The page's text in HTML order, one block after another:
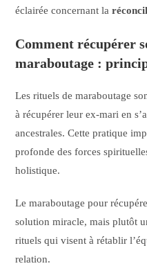
éclairée concernant la
Comment récupérer
maraboutage :
Les rituels de maraboutage
à récupérer leur ex-mari en
ancestrales. Cette pratique
profonde des forces
holistique.
Le maraboutage pour
solution miracle, mais plutôt
rituels qui visent à rétablir
relation.